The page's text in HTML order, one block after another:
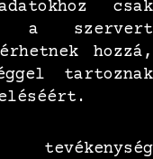
csak
a szervert
hozzá,
tartoznak